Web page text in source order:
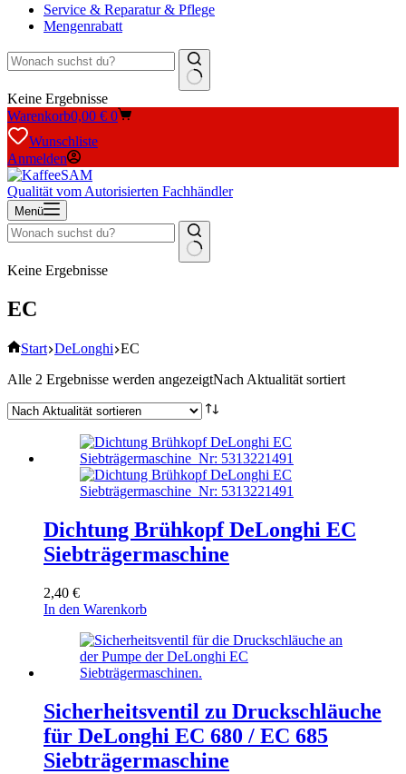
Service & Reparatur & Pflege
Mengenrabatt
Keine Ergebnisse
Warenkorb0,00 € 0
Wunschliste
Anmelden
Qualität vom Autorisierten Fachhändler
Menü
Keine Ergebnisse
EC
Start DeLonghi EC
Alle 2 Ergebnisse werden angezeigtNach Aktualität sortiert
Dichtung Brühkopf DeLonghi EC
Siebträgermaschine
2,40 €
In den Warenkorb
Sicherheitsventil zu Druckschläuche
für DeLonghi EC 680 / EC 685
Siebträgermaschine